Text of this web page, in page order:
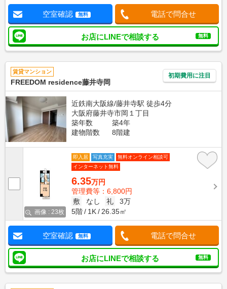
空室確認 無料 電話で問合せ
お店にLINEで相談する 無料
賃貸マンション
FREEDOM residence藤井寺岡
初期費用に注目
近鉄南大阪線/藤井寺駅 徒歩4分
大阪府藤井寺市岡１丁目
築年数
築4年
建物階数
8階建
画像 : 23枚
即入居 写真充実
無料オンライン相談可
インターネット無料
6.35万円
管理費等：6,800円
敷
なし 礼
3万
5階
1K 26.35㎡
空室確認 無料 電話で問合せ
お店にLINEで相談する 無料